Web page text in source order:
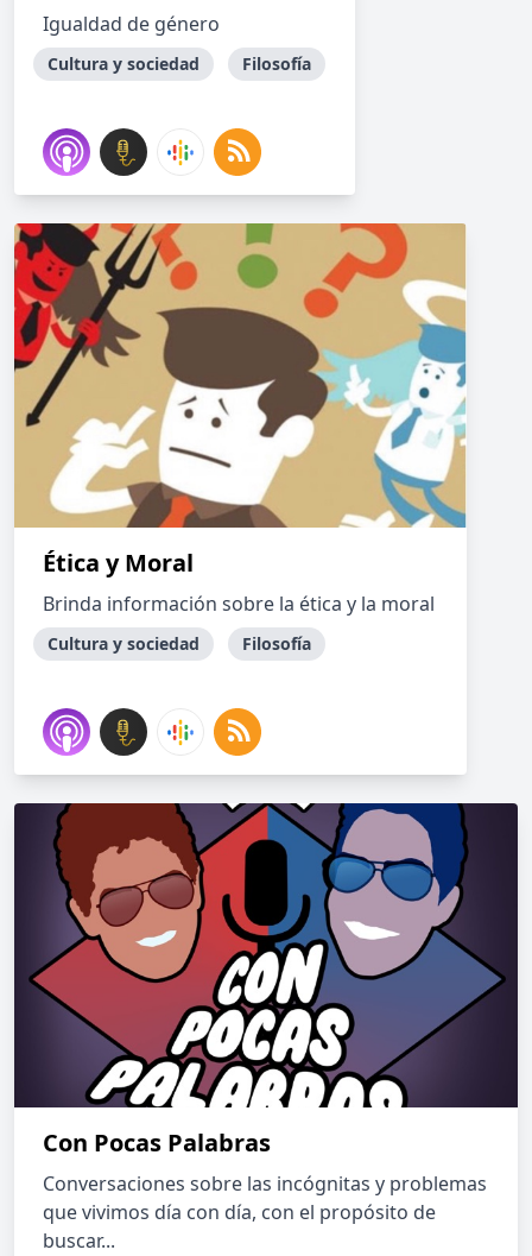
Igualdad de género
Cultura y sociedad Filosofía
Ética y Moral
Brinda información sobre la ética y la moral
Cultura y sociedad Filosofía
Con Pocas Palabras
Conversaciones sobre las incógnitas y problemas
que vivimos día con día, con el propósito de
buscar...